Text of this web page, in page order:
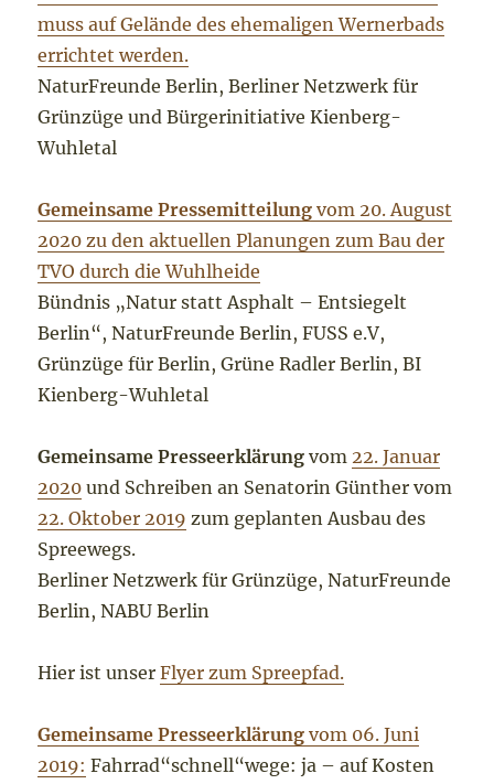
muss auf Gelände des ehemaligen Wernerbads
errichtet werden.
NaturFreunde Berlin, Berliner Netzwerk für
Grünzüge und Bürgerinitiative Kienberg-
Wuhletal
Gemeinsame Pressemitteilung vom 20. August
2020 zu den aktuellen Planungen zum Bau der
TVO durch die Wuhlheide
Bündnis „Natur statt Asphalt – Entsiegelt
Berlin“, NaturFreunde Berlin, FUSS e.V,
Grünzüge für Berlin, Grüne Radler Berlin, BI
Kienberg-Wuhletal
Gemeinsame Presseerklärung vom 22. Januar
2020 und Schreiben an Senatorin Günther vom
22. Oktober 2019 zum geplanten Ausbau des
Spreewegs.
Berliner Netzwerk für Grünzüge, NaturFreunde
Berlin, NABU Berlin
Hier ist unserFlyer zum Spreepfad.
Gemeinsame Presseerklärung vom 06. Juni
2019: Fahrrad“schnell“wege: ja – auf Kosten